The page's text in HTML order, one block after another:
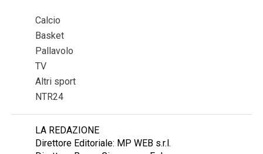
Calcio
Basket
Pallavolo
TV
Altri sport
NTR24
LA REDAZIONE
Direttore Editoriale: MP WEB s.r.l.